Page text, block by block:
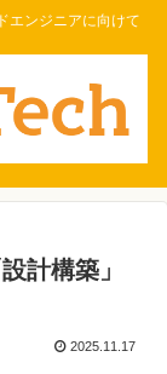
エンジニアに向けて
計構築」
2025.11.17